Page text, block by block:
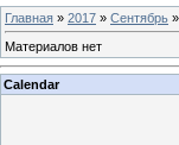
Главная » 2017 » Сентябрь »
Материалов нет
Calendar